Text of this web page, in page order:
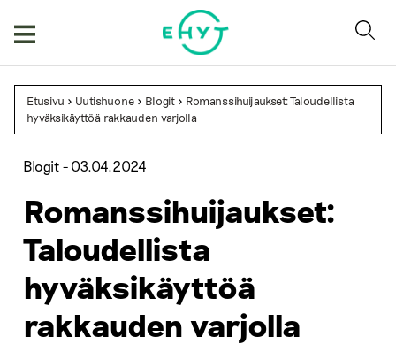
Etusivu > Uutishuone > Blogit > Romanssihuijaukset: Taloudellista
hyväksikäyttöä rakkauden varjolla
Blogit - 03.04.2024
Romanssihuijaukset:
Taloudellista
hyväksikäyttöä
rakkauden varjolla